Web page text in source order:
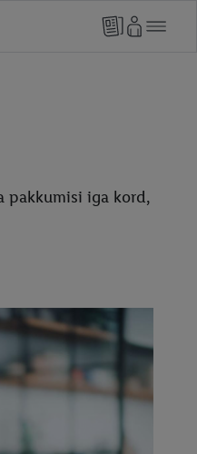
pakkumisi iga kord,